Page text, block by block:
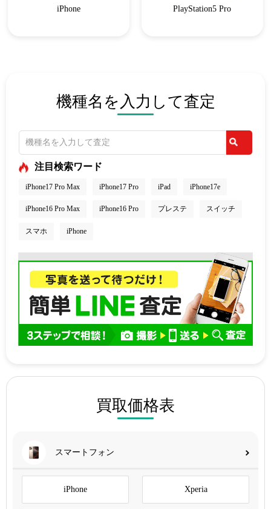
iPhone PlayStation5 Pro
機種名を入力して査定
注目検索ワード
iPhone17 Pro Max iPhone17 Pro iPad iPhone17e
iPhone16 Pro Max iPhone16 Pro プレステ スイッチ
スマホ iPhone
買取価格表
スマートフォン
iPhone Xperia